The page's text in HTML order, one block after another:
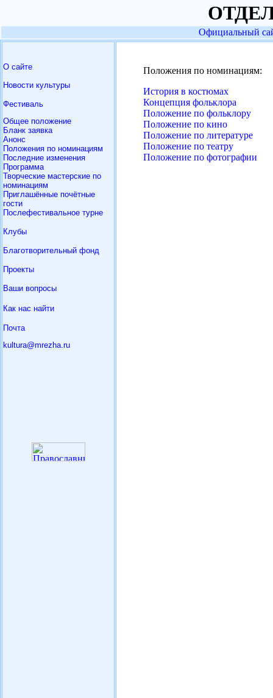
Официальный
О сайте
Новости культуры
Фестиваль
Общее положение
Бланк заявка
Анонс
Положения по номинациям
Последние изменения
Программа
Творческие мастерские по
номинациям
Приглашённые почётные
гости
Послефестивальное турне
Клубы
Благотворительный фонд
Проекты
Ваши вопросы
Как нас найти
Почта
kultura@mrezha.ru
Положения по номинациям:
История в костюмах
Концепция фольклора
Положение по фольклору
Положение по кино
Положение по литературе
Положение по театру
Положение по фотографии